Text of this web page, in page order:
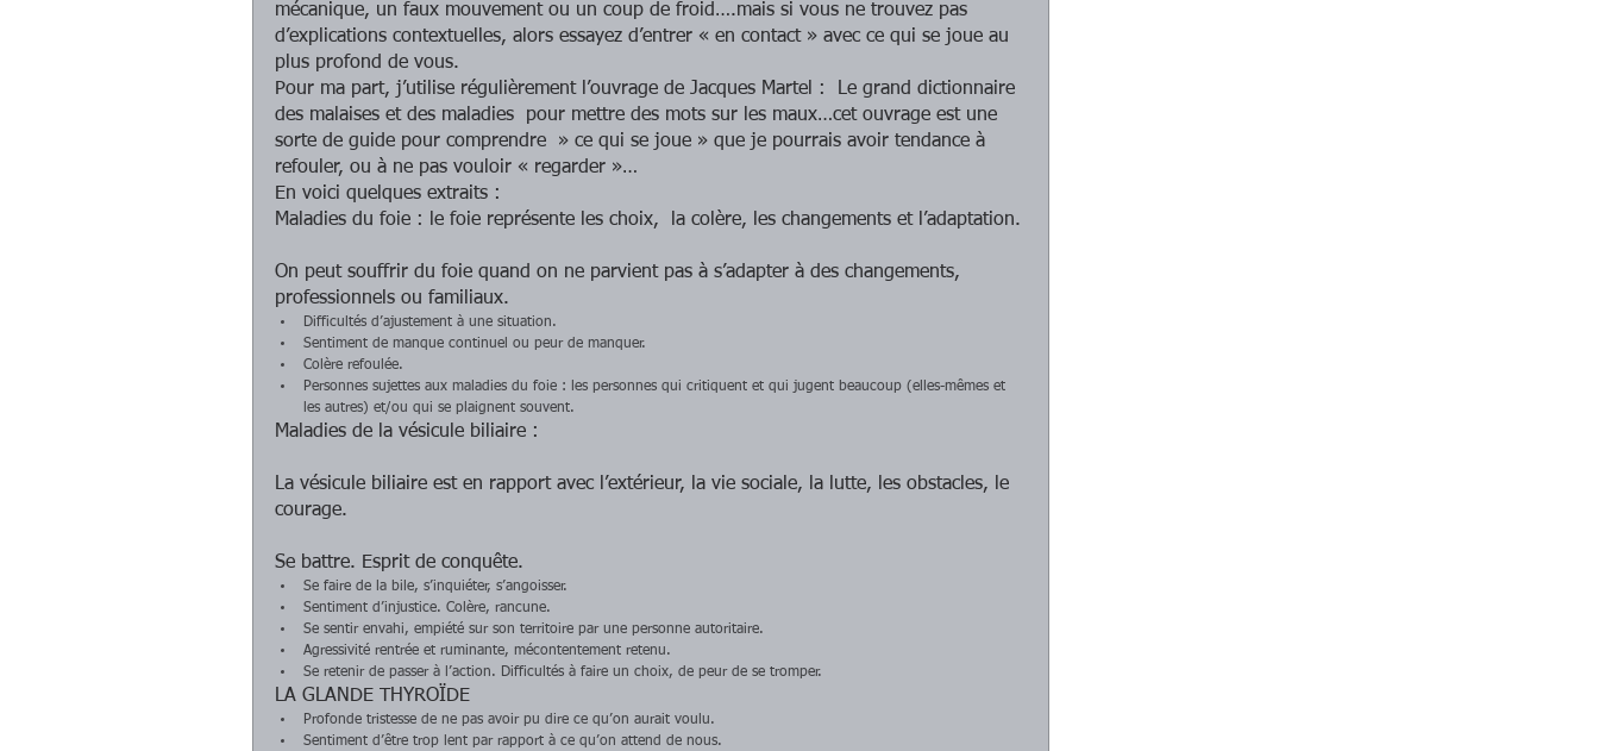
mécanique, un faux mouvement ou un coup de froid….mais si vous ne trouvez pas
d’explications contextuelles, alors essayez d’entrer « en contact » avec ce qui se joue au
plus profond de vous.
Pour ma part, j’utilise régulièrement l’ouvrage de Jacques Martel :  Le grand dictionnaire
des malaises et des maladies  pour mettre des mots sur les maux…cet ouvrage est une
sorte de guide pour comprendre  » ce qui se joue » que je pourrais avoir tendance à
refouler, ou à ne pas vouloir « regarder »…
En voici quelques extraits :
Maladies du foie : le foie représente les choix,  la colère, les changements et l’adaptation.
On peut souffrir du foie quand on ne parvient pas à s’adapter à des changements,
professionnels ou familiaux.
Difficultés d’ajustement à une situation.
Sentiment de manque continuel ou peur de manquer.
Colère refoulée.
Personnes sujettes aux maladies du foie : les personnes qui critiquent et qui jugent beaucoup (elles-mêmes et
les autres) et/ou qui se plaignent souvent.
Maladies de la vésicule biliaire :
La vésicule biliaire est en rapport avec l’extérieur, la vie sociale, la lutte, les obstacles, le
courage.
Se battre. Esprit de conquête.
Se faire de la bile, s’inquiéter, s’angoisser.
Sentiment d’injustice. Colère, rancune.
Se sentir envahi, empiété sur son territoire par une personne autoritaire.
Agressivité rentrée et ruminante, mécontentement retenu.
Se retenir de passer à l’action. Difficultés à faire un choix, de peur de se tromper.
LA GLANDE THYROÏDE
Profonde tristesse de ne pas avoir pu dire ce qu’on aurait voulu.
Sentiment d’être trop lent par rapport à ce qu’on attend de nous.